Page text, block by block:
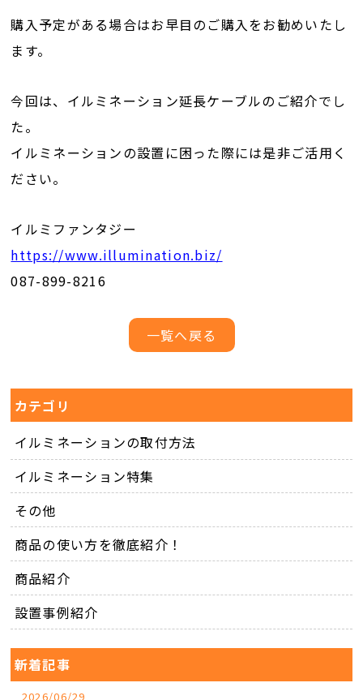
購入予定がある場合はお早目のご購入をお勧めいたし
ます。
今回は、イルミネーション延長ケーブルのご紹介でし
た。
イルミネーションの設置に困った際には是非ご活用く
ださい。
イルミファンタジー
https://www.illumination.biz/
087-899-8216
一覧へ戻る
カテゴリ
イルミネーションの取付方法
イルミネーション特集
その他
商品の使い方を徹底紹介！
商品紹介
設置事例紹介
新着記事
2026/06/29